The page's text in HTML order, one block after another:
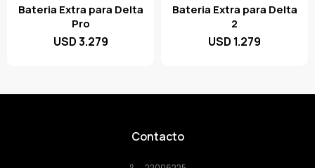
Bateria Extra para Delta
Pro
USD3.279
Bateria Extra para Delta
2
USD 1.279
Contacto